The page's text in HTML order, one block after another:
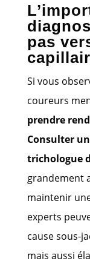
pas
Si vous
coureurs
prendre
Consulter
trichologue
grandement
maintenir
experts
cause sous-
mais aussi